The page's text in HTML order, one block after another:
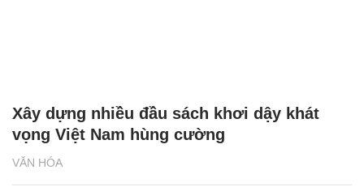
VĂN HÓA
Xây dựng nhiều đầu sách khơi dậy khát
vọng Việt Nam hùng cường